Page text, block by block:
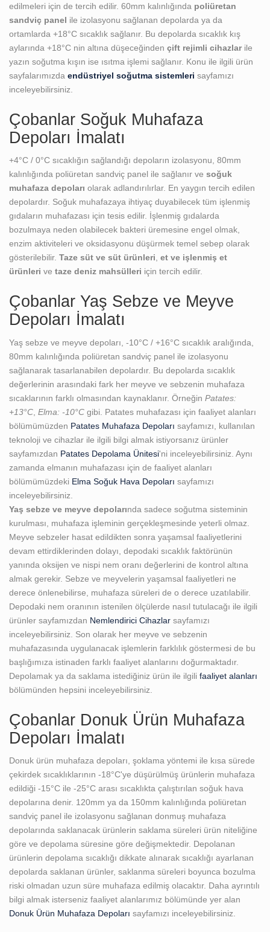
edilmeleri için de tercih edilir. 60mm kalınlığında poliüretan
sandviç panel ile izolasyonu sağlanan depolarda ya da
ortamlarda +18°C sıcaklık sağlanır. Bu depolarda sıcaklık kış
aylarında +18°C nin altına düşeceğinden çift rejimli cihazlarile
yazın soğutma kışın ise ısıtma işlemi sağlanır. Konu ile ilgili ürün
sayfalarımızda endüstriyel soğutma sistemleri sayfamızı
inceleyebilirsiniz.
Çobanlar Soğuk Muhafaza
Depoları İmalatı
+4°C / 0°C sıcaklığın sağlandığı depoların izolasyonu, 80mm
kalınlığında poliüretan sandviç panel ile sağlanır ve soğuk
muhafaza depoları olarak adlandırılırlar. En yaygın tercih edilen
depolardır. Soğuk muhafazaya ihtiyaç duyabilecek tüm işlenmiş
gıdaların muhafazası için tesis edilir. İşlenmiş gıdalarda
bozulmaya neden olabilecek bakteri üremesine engel olmak,
enzim aktiviteleri ve oksidasyonu düşürmek temel sebep olarak
gösterilebilir. Taze süt ve süt ürünleri et ve işlenmiş et
ürünleri ve taze deniz mahsülleri için tercih edilir.
Çobanlar Yaş Sebze ve Meyve
Depoları İmalatı
Yaş sebze ve meyve depoları, -10°C / +16°C sıcaklık aralığında,
80mm kalınlığında poliüretan sandviç panel ile izolasyonu
sağlanarak tasarlanabilen depolardır. Bu depolarda sıcaklık
değerlerinin arasındaki fark her meyve ve sebzenin muhafaza
sıcaklarının farklı olmasından kaynaklanır. Örneğin Patates:
+13°C Elma: -10°C gibi. Patates muhafazası için faaliyet alanları
bölümümüzden Patates Muhafaza Depoları sayfamızı, kullanılan
teknoloji ve cihazlar ile ilgili bilgi almak istiyorsanız ürünler
sayfamızdan Patates Depolama Ünitesi'ni inceleyebilirsiniz. Aynı
zamanda elmanın muhafazası için de faaliyet alanları
bölümümüzdeki Elma Soğuk Hava Depoları sayfamızı
inceleyebilirsiniz.
Yaş sebze ve meyve depolarında sadece soğutma sisteminin
kurulması, muhafaza işleminin gerçekleşmesinde yeterli olmaz.
Meyve sebzeler hasat edildikten sonra yaşamsal faaliyetlerini
devam ettirdiklerinden dolayı, depodaki sıcaklık faktörünün
yanında oksijen ve nispi nem oranı değerlerini de kontrol altına
almak gerekir. Sebze ve meyvelerin yaşamsal faaliyetleri ne
derece önlenebilirse, muhafaza süreleri de o derece uzatılabilir.
Depodaki nem oranının istenilen ölçülerde nasıl tutulacağı ile ilgili
ürünler sayfamızdan Nemlendirici Cihazlar sayfamızı
inceleyebilirsiniz. Son olarak her meyve ve sebzenin
muhafazasında uygulanacak işlemlerin farklılık göstermesi de bu
başlığımıza istinaden farklı faaliyet alanlarını doğurmaktadır.
Depolamak ya da saklama istediğiniz ürün ile ilgili faaliyet alanları
bölümünden hepsini inceleyebilirsiniz.
Çobanlar Donuk Ürün Muhafaza
Depoları İmalatı
Donuk ürün muhafaza depoları, şoklama yöntemi ile kısa sürede
çekirdek sıcaklıklarının -18°C'ye düşürülmüş ürünlerin muhafaza
edildiği -15°C ile -25°C arası sıcaklıkta çalıştırılan soğuk hava
depolarına denir. 120mm ya da 150mm kalınlığında poliüretan
sandviç panel ile izolasyonu sağlanan donmuş muhafaza
depolarında saklanacak ürünlerin saklama süreleri ürün niteliğine
göre ve depolama süresine göre değişmektedir. Depolanan
ürünlerin depolama sıcaklığı dikkate alınarak sıcaklığı ayarlanan
depolarda saklanan ürünler, saklanma süreleri boyunca bozulma
riski olmadan uzun süre muhafaza edilmiş olacaktır. Daha ayrıntılı
bilgi almak isterseniz faaliyet alanlarımız bölümünde yer alan
Donuk Ürün Muhafaza Depoları sayfamızı inceleyebilirsiniz.